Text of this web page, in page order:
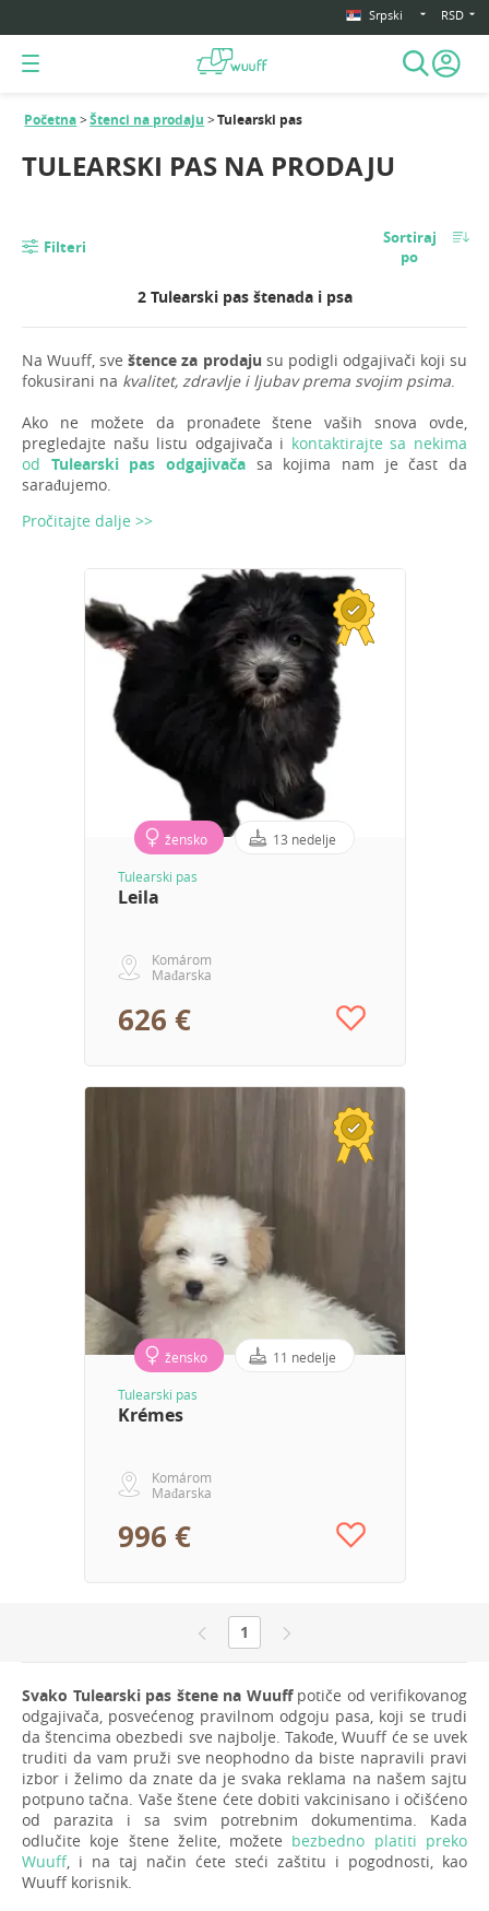
Srpski RSD
TULEARSKI PAS NA PRODAJU
Početna Štenci na prodaju Tulearski pas
Filteri
Sortiraj
po
2 Tulearski pas štenada i psa
Na Wuuff, sveštence za prodaju su podigli odgajivači koji su
fokusirani na kvalitet, zdravlje i ljubav prema svojim psima.
Ako ne možete da pronađete štene vaših snova ovde,
pregledajte našu listu odgajivača i kontaktirajte sa nekima
od Tulearski pas odgajivača sa kojima nam je čast da
sarađujemo.
Pročitajte dalje >>
žensko 13 nedelje
Tulearski pas
Leila
Komárom
Mađarska
626 €
žensko 11 nedelje
Tulearski pas
Krémes
Komárom
Mađarska
996 €
1
Svako Tulearski pas štene na Wuuffpotiče od verifikovanog
odgajivača, posvećenog pravilnom odgoju pasa, koji se trudi
da štencima obezbedi sve najbolje. Takođe, Wuuff će se uvek
truditi da vam pruži sve neophodno da biste napravili pravi
izbor i želimo da znate da je svaka reklama na našem sajtu
potpuno tačna. Vaše štene ćete dobiti vakcinisano i očišćeno
od parazita i sa svim potrebnim dokumentima. Kada
odlučite koje štene želite, možete bezbedno platiti preko
Wuuff, i na taj način ćete steći zaštitu i pogodnosti, kao
Wuuff korisnik.